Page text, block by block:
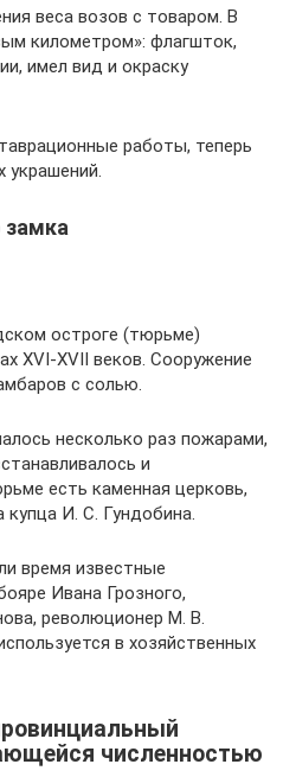
веса возов с товаром. В
километром»: флагшток,
имел вид и окраску
работы, теперь
украшений.
замка
остроге (тюрьме)
XVI-XVII веков. Сооружение
с солью.
несколько раз пожарами,
и
есть каменная церковь,
купца И. С. Гундобина.
время известные
Ивана Грозного,
революционер М. В.
в хозяйственных
численностью